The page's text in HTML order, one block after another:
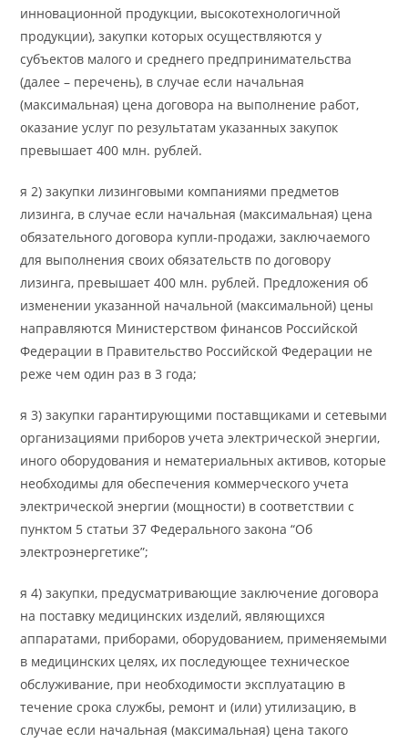
инновационной продукции, высокотехнологичной
продукции), закупки которых осуществляются у
субъектов малого и среднего предпринимательства
(далее – перечень), в случае если начальная
(максимальная) цена договора на выполнение работ,
оказание услуг по результатам указанных закупок
превышает 400 млн. рублей.
я 2) закупки лизинговыми компаниями предметов
лизинга, в случае если начальная (максимальная) цена
обязательного договора купли-продажи, заключаемого
для выполнения своих обязательств по договору
лизинга, превышает 400 млн. рублей. Предложения об
изменении указанной начальной (максимальной) цены
направляются Министерством финансов Российской
Федерации в Правительство Российской Федерации не
реже чем один раз в 3 года;
я 3) закупки гарантирующими поставщиками и сетевыми
организациями приборов учета электрической энергии,
иного оборудования и нематериальных активов, которые
необходимы для обеспечения коммерческого учета
электрической энергии (мощности) в соответствии с
пунктом 5 статьи 37 Федерального закона “Об
электроэнергетике”;
я 4) закупки, предусматривающие заключение договора
на поставку медицинских изделий, являющихся
аппаратами, приборами, оборудованием, применяемыми
в медицинских целях, их последующее техническое
обслуживание, при необходимости эксплуатацию в
течение срока службы, ремонт и (или) утилизацию, в
случае если начальная (максимальная) цена такого